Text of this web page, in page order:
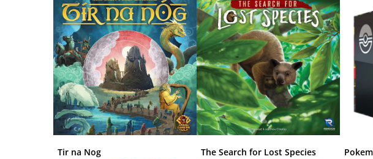
Magic The Gathering TCG
One Piece Card Game
Colectii Oficiale Topps si Panini si
Final Fantasy
Grand Archive TCG
Alte TCG-uri
Carti singles
Riftbound singles
Tir na Nog The Search for Lost Species